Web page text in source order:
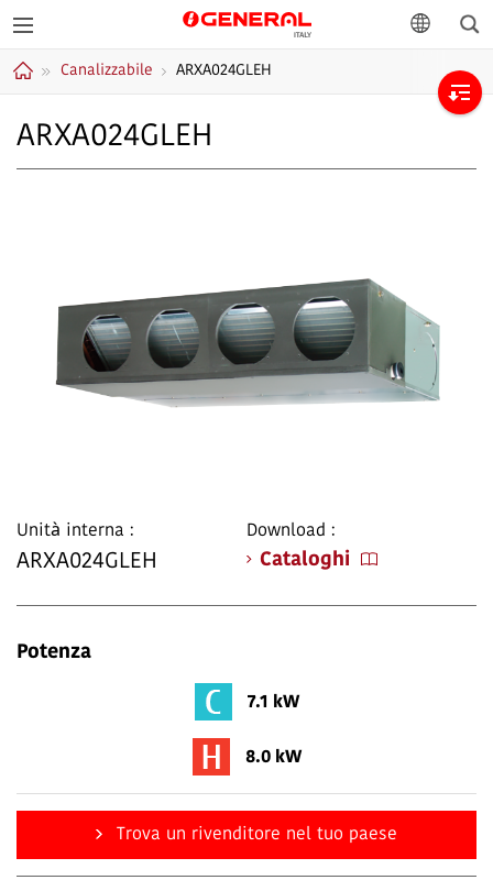
GENERAL Italia
Canalizzabile ARXA024GLEH
ARXA024GLEH
Unità interna :
ARXA024GLEH
Download :
Cataloghi
Potenza
7.1 kW
8.0 kW
Trova un rivenditore nel tuo paese